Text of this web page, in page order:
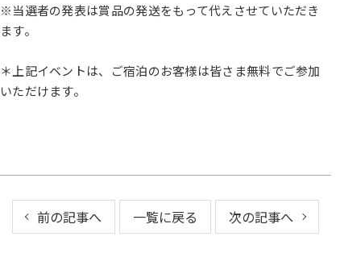
※当選者の発表は賞品の発送をもって代えさせていただき
ます。
＊上記イベントは、ご宿泊のお客様は皆さま無料でご参加
いただけます。
前の記事へ 一覧に戻る 次の記事へ